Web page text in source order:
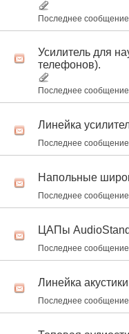
Последнее
Усилитель для
телефонов).
Последнее
Линейка
Последнее
Напольные
Последнее
ЦАПы
Последнее
Линейка
Последнее